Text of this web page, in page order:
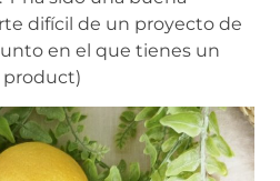
difícil de un proyecto de
en el que tienes un
product)